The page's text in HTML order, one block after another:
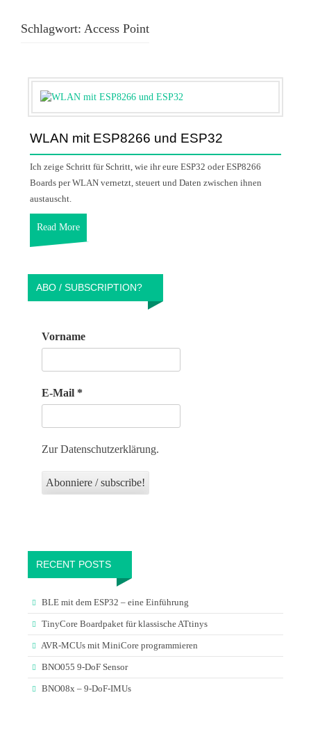
Schlagwort: Access Point
WLAN mit ESP8266 und ESP32
Ich zeige Schritt für Schritt, wie ihr eure ESP32 oder ESP8266
Boards per WLAN vernetzt, steuert und Daten zwischen ihnen
austauscht.
Read More
ABO / SUBSCRIPTION?
Vorname
E-Mail *
Zur Datenschutzerklärung.
RECENT POSTS
BLE mit dem ESP32 – eine Einführung
TinyCore Boardpaket für klassische ATtinys
AVR-MCUs mit MiniCore programmieren
BNO055 9-DoF Sensor
BNO08x – 9-DoF-IMUs